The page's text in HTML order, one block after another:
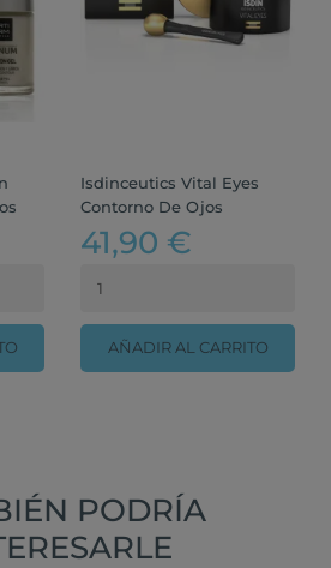
Isdinceutics Vital Eyes
Contorno De Ojos
41,90 €
AÑADIR AL CARRITO
PODRÍA